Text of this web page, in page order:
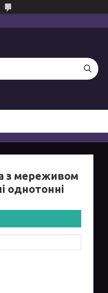
з мереживом
однотонні